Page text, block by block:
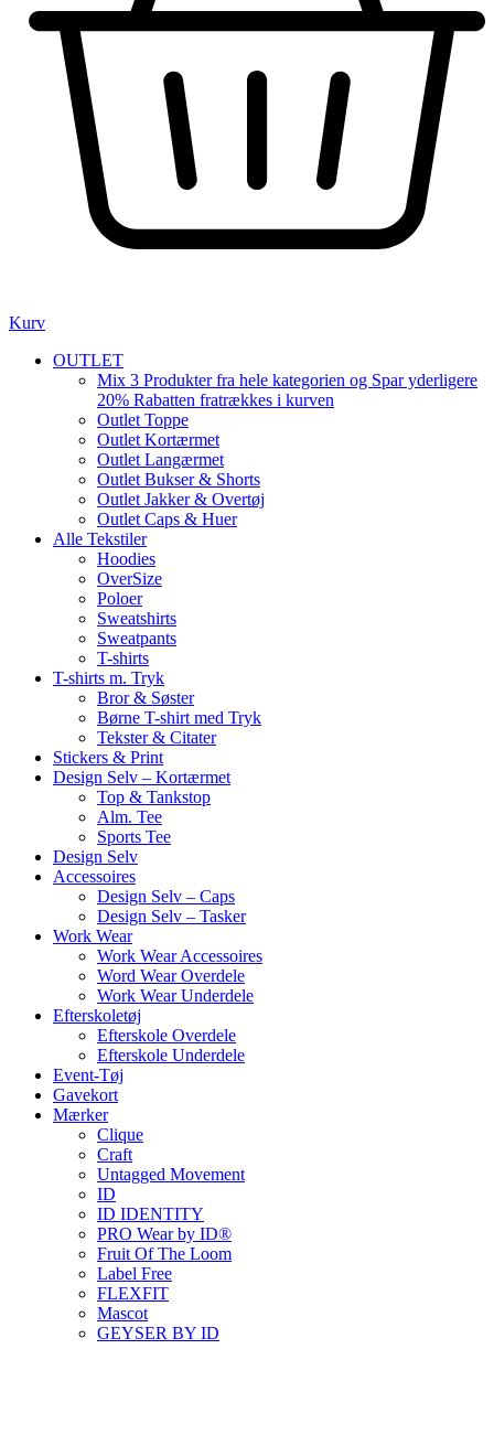
Kurv
OUTLET
Mix 3 Produkter fra hele kategorien og Spar yderligere
20% Rabatten fratrækkes i kurven
Outlet Toppe
Outlet Kortærmet
Outlet Langærmet
Outlet Bukser & Shorts
Outlet Jakker & Overtøj
Outlet Caps & Huer
Alle Tekstiler
Hoodies
OverSize
Poloer
Sweatshirts
Sweatpants
T-shirts
T-shirts m. Tryk
Bror & Søster
Børne T-shirt med Tryk
Tekster & Citater
Stickers & Print
Design Selv – Kortærmet
Top & Tankstop
Alm. Tee
Sports Tee
Design Selv
Accessoires
Design Selv – Caps
Design Selv – Tasker
Work Wear
Work Wear Accessoires
Word Wear Overdele
Work Wear Underdele
Efterskoletøj
Efterskole Overdele
Efterskole Underdele
Event-Tøj
Gavekort
Mærker
Clique
Craft
Untagged Movement
ID
ID IDENTITY
PRO Wear by ID®
Fruit Of The Loom
Label Free
FLEXFIT
Mascot
GEYSER BY ID